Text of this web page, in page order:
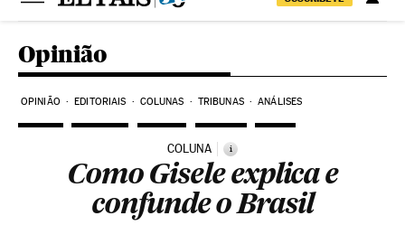
Opinião
OPINIÃO EDITORIAIS COLUNAS TRIBUNAS ANÁLISES
COLUNA i
Como Gisele explica e
confunde o Brasil